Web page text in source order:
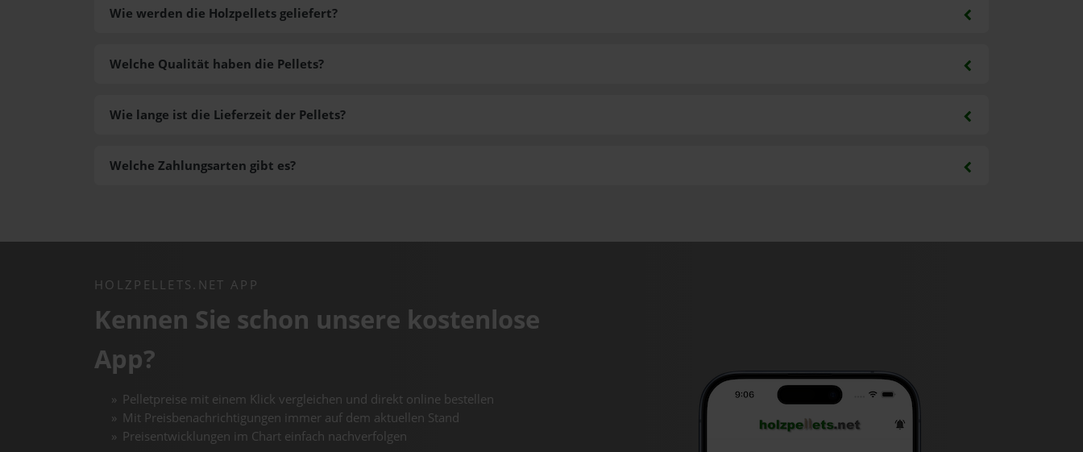
Wie werden die Holzpellets geliefert?
Welche Zahlungsarten gibt es?
Welche Qualität haben die Pellets?
Wie lange ist die Lieferzeit der Pellets?
HOLZPELLETS.NET APP
Kennen Sie schon unsere kostenlose
App?
Pelletpreise mit einem Klick vergleichen und direkt online bestellen
Mit Preisbenachrichtigungen immer auf dem aktuellen Stand
Preisentwicklungen im Chart einfach nachverfolgen